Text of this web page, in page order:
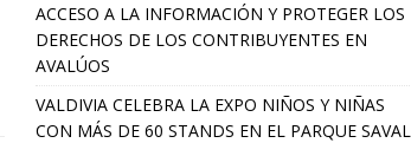
ACCESO A LA INFORMACIÓN Y PROTEGER LOS
DERECHOS DE LOS CONTRIBUYENTES EN
AVALÚOS
VALDIVIA CELEBRA LA EXPO NIÑOS Y NIÑAS
CON MÁS DE 60 STANDS EN EL PARQUE SAVAL